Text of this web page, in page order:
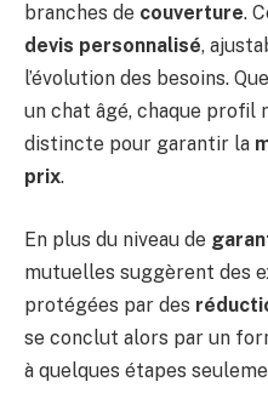
branches de couverture.
devis personnalisé,
l’évolution des besoins.
un chat âgé, chaque profil
distincte pour garantir la
prix.
En plus du niveau de
mutuelles suggèrent des
protégées par des
se conclut alors par un
à quelques étapes